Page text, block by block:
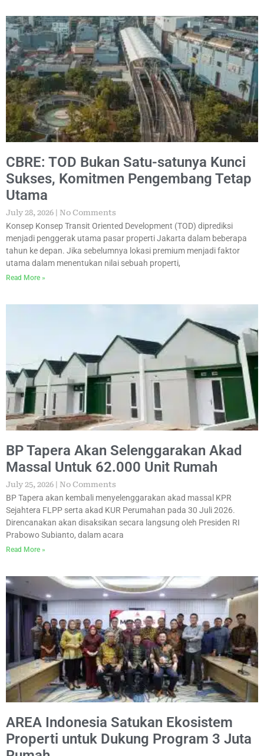
CBRE: TOD Bukan Satu-satunya Kunci
Sukses, Komitmen Pengembang Tetap
Utama
July 28, 2026 No Comments
Konsep Konsep Transit Oriented Development (TOD) diprediksi
menjadi penggerak utama pasar properti Jakarta dalam beberapa
tahun ke depan. Jika sebelumnya lokasi premium menjadi faktor
utama dalam menentukan nilai sebuah properti,
Read More »
BP Tapera Akan Selenggarakan Akad
Massal Untuk 62.000 Unit Rumah
July 25, 2026 No Comments
BP Tapera akan kembali menyelenggarakan akad massal KPR
Sejahtera FLPP serta akad KUR Perumahan pada 30 Juli 2026.
Direncanakan akan disaksikan secara langsung oleh Presiden RI
Prabowo Subianto, dalam acara
Read More »
AREA Indonesia Satukan Ekosistem
Properti untuk Dukung Program 3 Juta